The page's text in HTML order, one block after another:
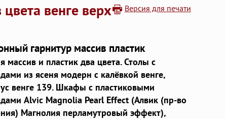
Версия для печати
венге верх
гарнитур массив пластик
массив и пластик два цвета. Столы с
из ясеня модерн с калёвкой венге,
венге 139. Шкафы с пластиковыми
Alvic Magnolia Pearl Effect (Алвик (пр-во
Магнолия перламутровый эффект),